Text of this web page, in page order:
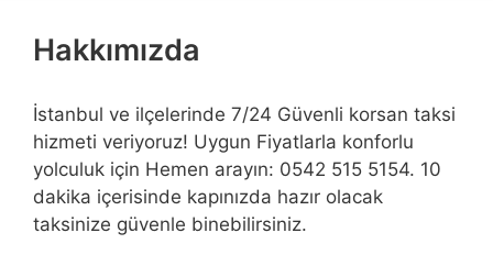
Hakkımızda
İstanbul ve ilçelerinde 7/24 Güvenli korsan taksi
hizmeti veriyoruz! Uygun Fiyatlarla konforlu
yolculuk için Hemen arayın: 0542 515 5154. 10
dakika içerisinde kapınızda hazır olacak
taksinize güvenle binebilirsiniz.